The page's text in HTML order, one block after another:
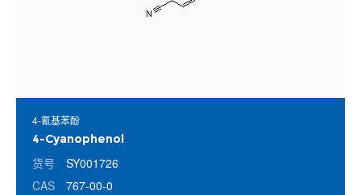
4-氰基苯酚
4-Cyanophenol
货号
SY001726
CAS
767-00-0